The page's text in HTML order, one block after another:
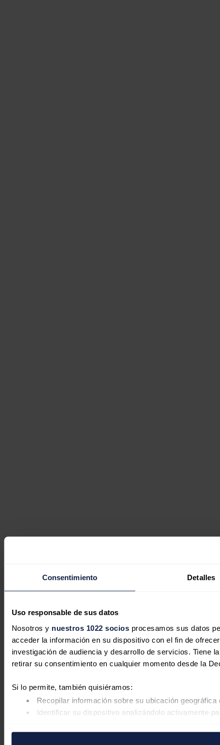
Consentimiento Detalles
Uso responsable de sus datos
Nosotros y nuestros 1022 sociosprocesamos sus datos
acceder la información en su dispositivo con el fin de
investigación de audiencia y desarrollo de servicios. Tiene
retirar su consentimiento en cualquier momento desde la
Si lo permite, también quisiéramos:
Recopilar información sobre su ubicación
Identificar su dispositivo analizándolo activamente